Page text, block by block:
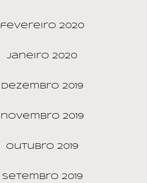
fevereiro 2020
janeiro 2020
dezembro 2019
novembro 2019
outubro 2019
setembro 2019